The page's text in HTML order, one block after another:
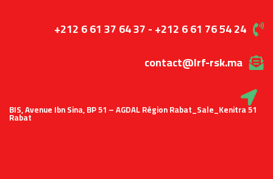
+212 6 61 37 64 37 - +212 6 61 76 54 24
contact@lrf-rsk.ma
51 BIS, Avenue Ibn Sina, BP 51 – AGDAL Région Rabat_Sale_Kenitra
Rabat